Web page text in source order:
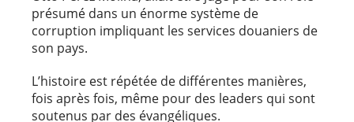
présumé dans un énorme système de
corruption impliquant les services douaniers de
son pays.
L’histoire est répétée de différentes manières,
fois après fois, même pour des leaders qui sont
soutenus par des évangéliques.